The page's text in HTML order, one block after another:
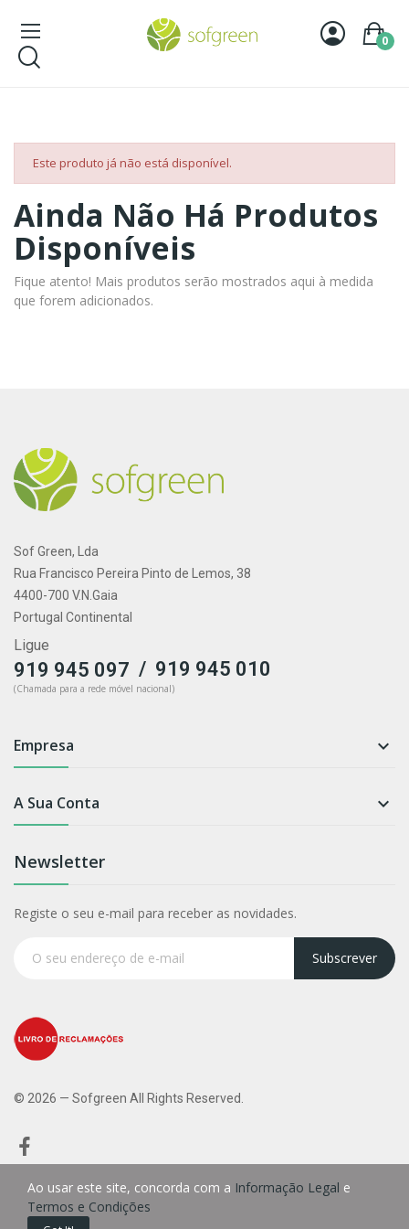
0
Este produto já não está disponível.
Ainda Não Há Produtos
Disponíveis
Fique atento! Mais produtos serão mostrados aqui à medida
que forem adicionados.
Sof Green, Lda
Rua Francisco Pereira Pinto de Lemos, 38
4400-700 V.N.Gaia
Portugal Continental
Ligue
919 945 097 / 919 945 010
(Chamada para a rede móvel nacional)
Empresa 
A Sua Conta 
Newsletter
Registe o seu e-mail para receber as novidades.
Subscrever
© 2026 — Sofgreen All Rights Reserved.
Ao usar este site, concorda com a Informação Legal e
Termos e Condições